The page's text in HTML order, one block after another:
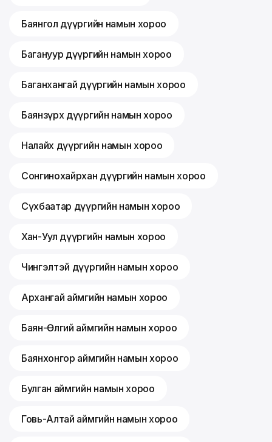
Баянгол дүүргийн намын хороо
Багануур дүүргийн намын хороо
Баганхангай дүүргийн намын хороо
Баянзүрх дүүргийн намын хороо
Налайх дүүргийн намын хороо
Сонгинохайрхан дүүргийн намын хороо
Сүхбаатар дүүргийн намын хороо
Хан-Уул дүүргийн намын хороо
Чингэлтэй дүүргийн намын хороо
Архангай аймгийн намын хороо
Баян-Өлгий аймгийн намын хороо
Баянхонгор аймгийн намын хороо
Булган аймгийн намын хороо
Говь-Алтай аймгийн намын хороо